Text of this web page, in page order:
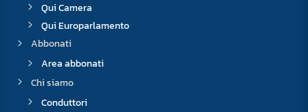
Qui Camera
Qui Europarlamento
Abbonati
Area abbonati
Chi siamo
Conduttori